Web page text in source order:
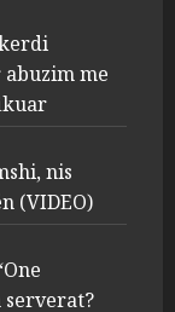
nis
Koço
maskuar
u vodhën
abuzim me
nis
(VIDEO)
serverat?